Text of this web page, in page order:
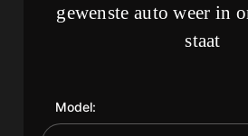
gewenste auto weer in
staat
Model: